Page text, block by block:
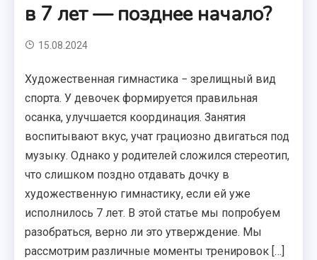
в 7 лет — позднее начало?
15.08.2024
Художественная гимнастика − зрелищный вид
спорта. У девочек формируется правильная
осанка, улучшается координация. Занятия
воспитывают вкус, учат грациозно двигаться под
музыку. Однако у родителей сложился стереотип,
что слишком поздно отдавать дочку в
художественную гимнастику, если ей уже
исполнилось 7 лет. В этой статье мы попробуем
разобраться, верно ли это утверждение. Мы
рассмотрим различные моменты тренировок […]